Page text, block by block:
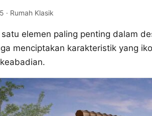
· Rumah Klasik
elemen paling penting dalam
menciptakan karakteristik yang